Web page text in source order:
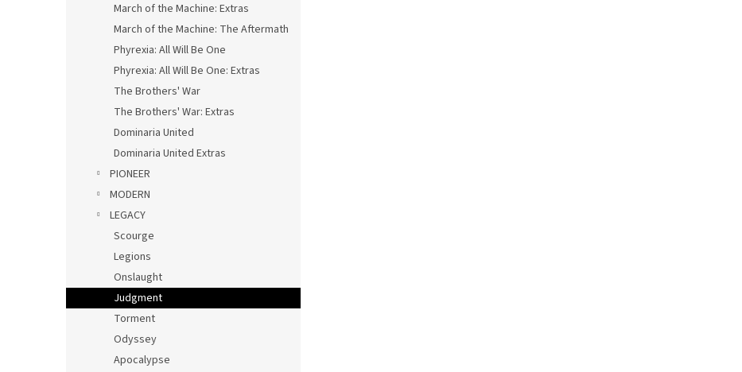
March of the Machine: Extras
March of the Machine: The Aftermath
Phyrexia: All Will Be One
Phyrexia: All Will Be One: Extras
The Brothers' War
The Brothers' War: Extras
Dominaria United
Dominaria United Extras
PIONEER
MODERN
LEGACY
Scourge
Legions
Onslaught
Judgment
Torment
Odyssey
Apocalypse